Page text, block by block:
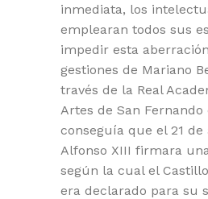
inmediata, los
emplearan todos sus
impedir esta
gestiones de Mariano
través de la Real
Artes de San Fernando
conseguía que el 21 de
Alfonso XIII firmara
según la cual el
era declarado para su